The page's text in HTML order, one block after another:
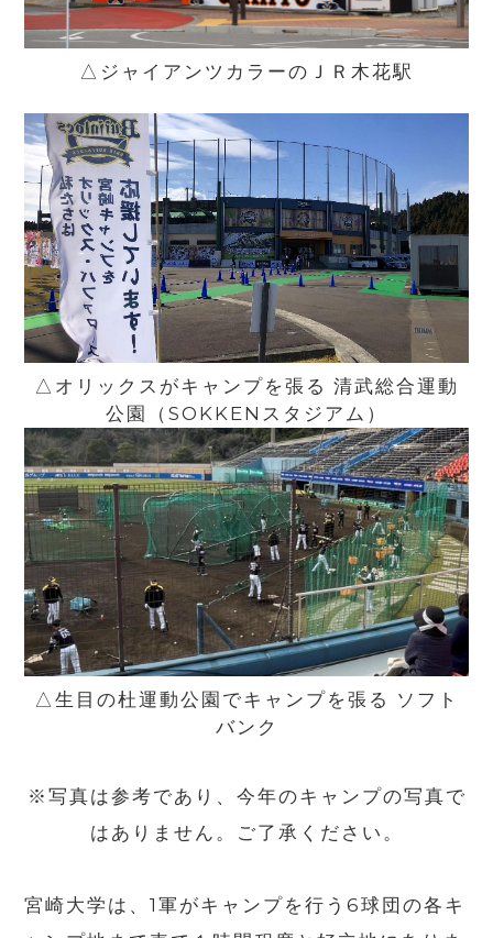
△ジャイアンツカラーのＪＲ木花駅
△オリックスがキャンプを張る 清武総合運動
公園（SOKKENスタジアム）
△生目の杜運動公園でキャンプを張る ソフト
バンク
※写真は参考であり、今年のキャンプの写真で
はありません。ご了承ください。
宮崎大学は、1軍がキャンプを行う6球団の各キ